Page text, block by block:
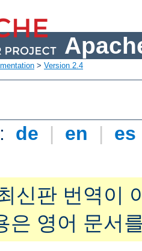
> Version 2.4
de | en | es
신판 번역이
은 영어 문서